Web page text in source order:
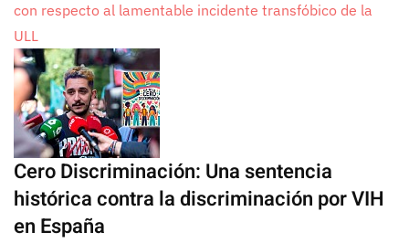
con respecto al lamentable incidente transfóbico de la
ULL
Cero Discriminación: Una sentencia
histórica contra la discriminación por VIH
en España